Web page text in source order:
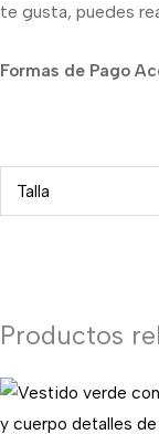
te gusta, puedes
Formas de Pago
Talla
Productos